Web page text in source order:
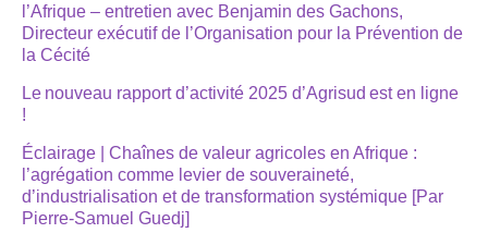
l’Afrique – entretien avec Benjamin des Gachons,
Directeur exécutif de l’Organisation pour la Prévention de
la Cécité
Le nouveau rapport d’activité 2025 d’Agrisud est en ligne
!
Éclairage | Chaînes de valeur agricoles en Afrique :
l’agrégation comme levier de souveraineté,
d’industrialisation et de transformation systémique [Par
Pierre-Samuel Guedj]